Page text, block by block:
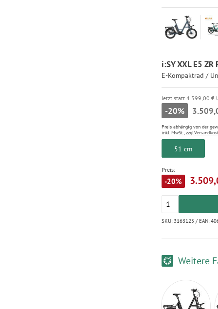
i:SY XXL E5 ZR
E-Kompaktrad /
Jetzt statt 4.399,00 €
-20%
Preis abhängig von der
inkl. MwSt., zzgl.
51 cm
Preis:
-20%
SKU: 3163125 / EAN:
Weitere